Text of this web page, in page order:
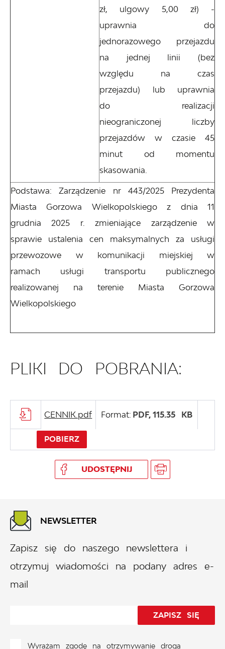
zł, ulgowy 5,00 zł) -
uprawnia do
jednorazowego przejazdu
na jednej linii (bez
względu na czas
przejazdu) lub uprawnia
do realizacji
nieograniczonej liczby
przejazdów w czasie 45
minut od momentu
skasowania.
Podstawa: Zarządzenie nr 443/2025 Prezydenta
Miasta Gorzowa Wielkopolskiego z dnia 11
grudnia 2025 r. zmieniające zarządzenie w
sprawie ustalenia cen maksymalnych za usługi
przewozowe w komunikacji miejskiej w
ramach usługi transportu publicznego
realizowanej na terenie Miasta Gorzowa
Wielkopolskiego
PLIKI DO POBRANIA:
CENNIK.pdf Format: PDF, 115.35 KB
POBIERZ
UDOSTĘPNIJ
NEWSLETTER
Zapisz się do naszego newslettera i
otrzymuj wiadomości na podany adres e-
mail
Wyrażam zgodę na otrzymywanie drogą